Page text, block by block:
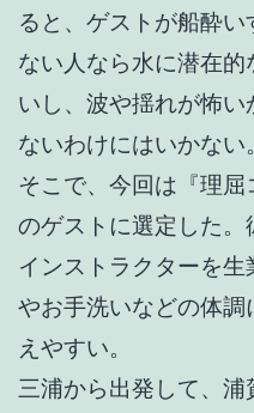
ると、ゲストが船酔
ない人なら水に潜在
いし、波や揺れが怖
ないわけにはいかない
そこで、今回は『理
のゲストに選定した
インストラクターを
やお手洗いなどの体
えやすい。
三浦から出発して、